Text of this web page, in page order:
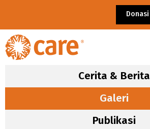
Donasi
Cerita & Berita
Galeri
Publikasi